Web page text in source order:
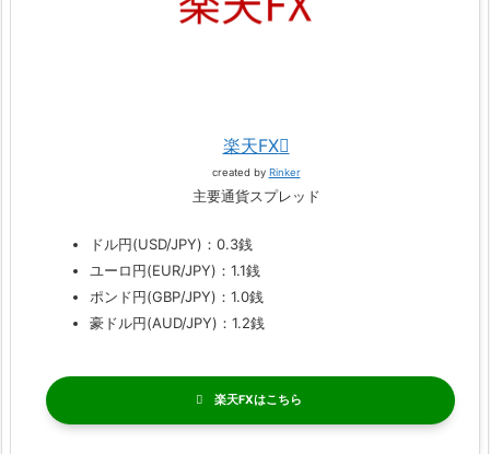
楽天FX
created by Rinker
主要通貨スプレッド
ドル円(USD/JPY)：0.3銭
ユーロ円(EUR/JPY)：1.1銭
ポンド円(GBP/JPY)：1.0銭
豪ドル円(AUD/JPY)：1.2銭
楽天FX